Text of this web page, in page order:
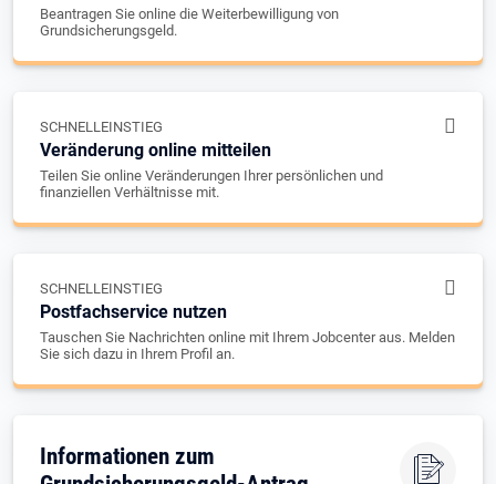
Beantragen Sie online die Weiterbewilligung von
Grundsicherungsgeld.
SCHNELLEINSTIEG
Veränderung online mitteilen
Teilen Sie online Veränderungen Ihrer persönlichen und
finanziellen Verhältnisse mit.
SCHNELLEINSTIEG
Postfachservice nutzen
Tauschen Sie Nachrichten online mit Ihrem Jobcenter aus. Melden
Sie sich dazu in Ihrem Profil an.
Informationen zum